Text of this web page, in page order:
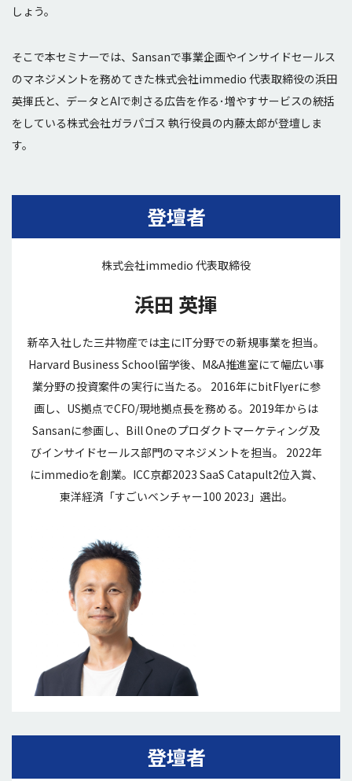
しょう。
そこで本セミナーでは、Sansanで事業企画やインサイドセールス
のマネジメントを務めてきた株式会社immedio 代表取締役の浜田
英揮氏と、データとAIで刺さる広告を作る･増やすサービスの統括
をしている株式会社ガラパゴス 執行役員の内藤太郎が登壇しま
す。
登壇者
株式会社immedio 代表取締役
浜田 英揮
新卒入社した三井物産では主にIT分野での新規事業を担当。
Harvard Business School留学後、M&A推進室にて幅広い事
業分野の投資案件の実行に当たる。 2016年にbitFlyerに参
画し、US拠点でCFO/現地拠点長を務める。2019年からは
Sansanに参画し、Bill Oneのプロダクトマーケティング及
びインサイドセールス部門のマネジメントを担当。 2022年
にimmedioを創業。ICC京都2023 SaaS Catapult2位入賞、
東洋経済「すごいベンチャー100 2023」選出。
登壇者